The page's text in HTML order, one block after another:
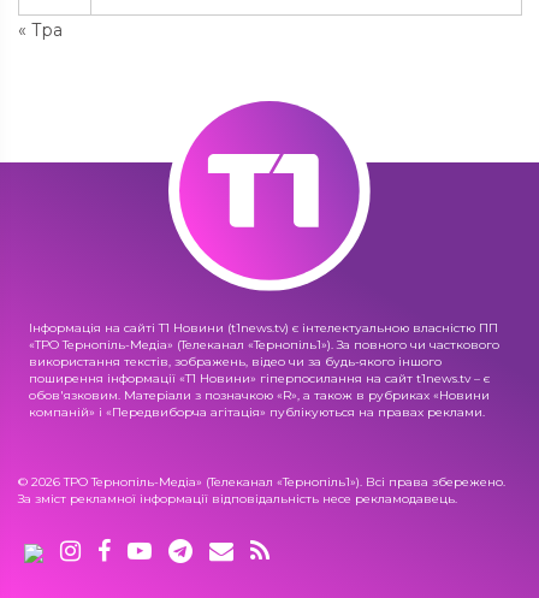
« Тра
Інформація на сайті Т1 Новини (t1news.tv) є інтелектуальною власністю ПП
«ТРО Тернопіль-Медіа» (Телеканал «Тернопіль1»). За повного чи часткового
використання текстів, зображень, відео чи за будь-якого іншого
поширення інформації «Т1 Новини» гіперпосилання на сайт t1news.tv – є
обов'язковим. Матеріали з позначкою «R», а також в рубриках «Новини
компаній» і «Передвиборча агітація» публікуються на правах реклами.
© 2026 ТРО Тернопіль-Медіа» (Телеканал «Тернопіль1»). Всі права збережено.
За зміст рекламної інформації відповідальність несе рекламодавець.